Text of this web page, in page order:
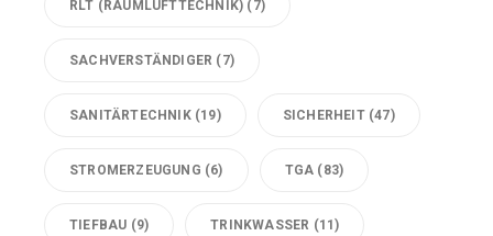
RLT (RAUMLUFTTECHNIK) (7)
SACHVERSTÄNDIGER (7)
SANITÄRTECHNIK(19) SICHERHEIT(47)
STROMERZEUGUNG (6) TGA (83)
TIEFBAU (9) TRINKWASSER (11)